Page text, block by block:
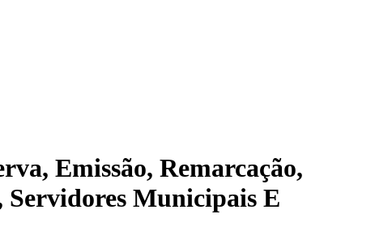
Emissão, Remarcação,
Servidores Municipais E